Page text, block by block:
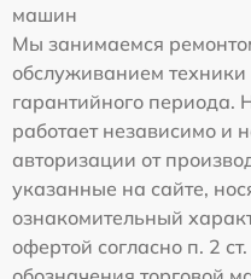
машин
Мы занимаемся
обслуживанием
гарантийного периода.
работает независимо и
авторизации от
указанные на сайте,
ознакомительный
офертой согласно п. 2